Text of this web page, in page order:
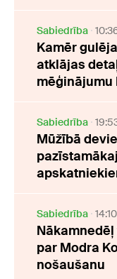
Sabiedrība
Kamēr
atklājas
mēģinājumu
Sabiedrība
Mūžībā
Sabiedrība 14:10
par Modra
nošaušanu